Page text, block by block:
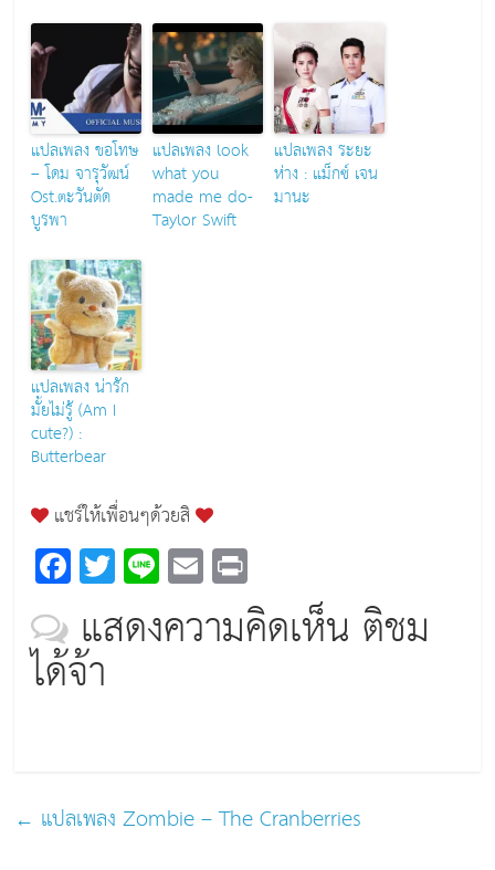
แปลเพลง ขอโทษ
– โดม จารุวัฒน์
Ost.ตะวันตัด
บูรพา
แปลเพลง look
what you
made me do-
Taylor Swift
แปลเพลง ระยะ
ห่าง : แม็กซ์ เจน
มานะ
แปลเพลง น่ารัก
มั้ยไม่รู้ (Am I
cute?) :
Butterbear
แชร์ให้เพื่อนๆด้วยสิ
F
a
c
e
b
k
T
wi
tt
Li
n
e
E
m
ai
in
t
แสดงความคิดเห็น ติชม
ได้จ้า
← แปลเพลง Zombie – The Cranberries